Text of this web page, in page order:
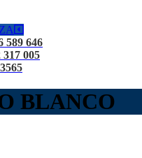
589 646
317 005
BLANCO